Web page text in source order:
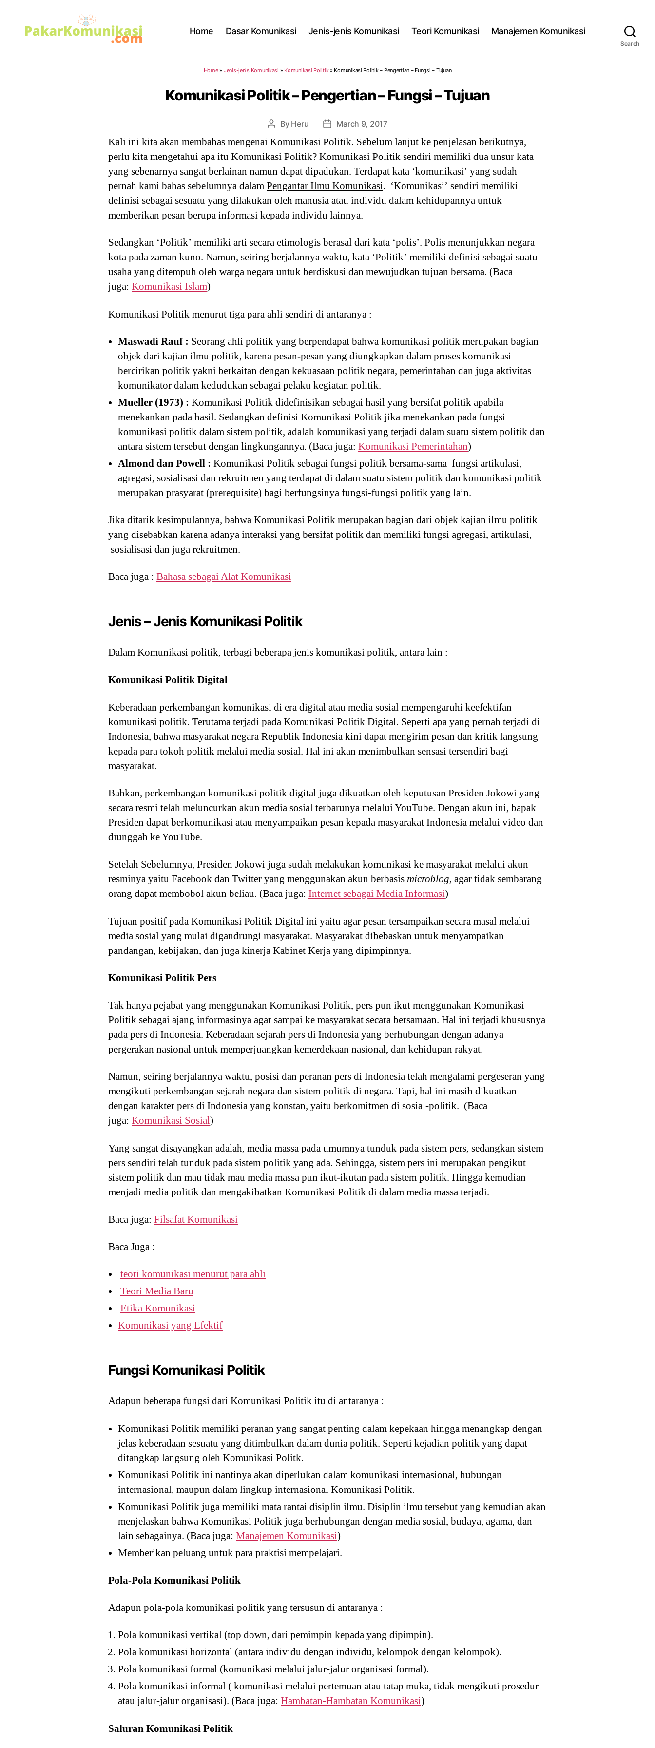
Home Dasar Komunikasi Jenis-jenis Komunikasi Teori Komunikasi Manajemen Komunikasi
Search
Home» Jenis-jenis Komunikasi » Komunikasi Politik» Komunikasi Politik – Pengertian – Fungsi – Tujuan
Komunikasi Politik – Pengertian – Fungsi – Tujuan
Post
author
By Heru
Post
date
March 9, 2017
Kali ini kita akan membahas mengenai Komunikasi Politik. Sebelum lanjut ke penjelasan berikutnya,
perlu kita mengetahui apa itu Komunikasi Politik? Komunikasi Politik sendiri memiliki dua unsur kata
yang sebenarnya sangat berlainan namun dapat dipadukan. Terdapat kata ‘komunikasi’ yang sudah
pernah kami bahas sebelumnya dalam Pengantar Ilmu Komunikasi. ‘Komunikasi’ sendiri memiliki
definisi sebagai sesuatu yang dilakukan oleh manusia atau individu dalam kehidupannya untuk
memberikan pesan berupa informasi kepada individu lainnya.
Sedangkan ‘Politik’ memiliki arti secara etimologis berasal dari kata ‘polis’. Polis menunjukkan negara
kota pada zaman kuno. Namun, seiring berjalannya waktu, kata ‘Politik’ memiliki definisi sebagai suatu
usaha yang ditempuh oleh warga negara untuk berdiskusi dan mewujudkan tujuan bersama. (Baca
juga: Komunikasi Islam)
Komunikasi Politik menurut tiga para ahli sendiri di antaranya :
Maswadi Rauf : Seorang ahli politik yang berpendapat bahwa komunikasi politik merupakan bagian
objek dari kajian ilmu politik, karena pesan-pesan yang diungkapkan dalam proses komunikasi
bercirikan politik yakni berkaitan dengan kekuasaan politik negara, pemerintahan dan juga aktivitas
komunikator dalam kedudukan sebagai pelaku kegiatan politik.
Mueller (1973) : Komunikasi Politik didefinisikan sebagai hasil yang bersifat politik apabila
menekankan pada hasil. Sedangkan definisi Komunikasi Politik jika menekankan pada fungsi
komunikasi politik dalam sistem politik, adalah komunikasi yang terjadi dalam suatu sistem politik dan
antara sistem tersebut dengan lingkungannya. (Baca juga: Komunikasi Pemerintahan)
Almond dan Powell : Komunikasi Politik sebagai fungsi politik bersama-sama fungsi artikulasi,
agregasi, sosialisasi dan rekruitmen yang terdapat di dalam suatu sistem politik dan komunikasi politik
merupakan prasyarat (prerequisite) bagi berfungsinya fungsi-fungsi politik yang lain.
Jika ditarik kesimpulannya, bahwa Komunikasi Politik merupakan bagian dari objek kajian ilmu politik
yang disebabkan karena adanya interaksi yang bersifat politik dan memiliki fungsi agregasi, artikulasi,
sosialisasi dan juga rekruitmen.
Baca juga : Bahasa sebagai Alat Komunikasi
Jenis – Jenis Komunikasi Politik
Dalam Komunikasi politik, terbagi beberapa jenis komunikasi politik, antara lain :
Komunikasi Politik Digital
Keberadaan perkembangan komunikasi di era digital atau media sosial mempengaruhi keefektifan
komunikasi politik. Terutama terjadi pada Komunikasi Politik Digital. Seperti apa yang pernah terjadi di
Indonesia, bahwa masyarakat negara Republik Indonesia kini dapat mengirim pesan dan kritik langsung
kepada para tokoh politik melalui media sosial. Hal ini akan menimbulkan sensasi tersendiri bagi
masyarakat.
Bahkan, perkembangan komunikasi politik digital juga dikuatkan oleh keputusan Presiden Jokowi yang
secara resmi telah meluncurkan akun media sosial terbarunya melalui YouTube. Dengan akun ini, bapak
Presiden dapat berkomunikasi atau menyampaikan pesan kepada masyarakat Indonesia melalui video dan
diunggah ke YouTube.
Setelah Sebelumnya, Presiden Jokowi juga sudah melakukan komunikasi ke masyarakat melalui akun
resminya yaitu Facebook dan Twitter yang menggunakan akun berbasis microblog, agar tidak sembarang
orang dapat membobol akun beliau. (Baca juga: Internet sebagai Media Informasi)
Tujuan positif pada Komunikasi Politik Digital ini yaitu agar pesan tersampaikan secara masal melalui
media sosial yang mulai digandrungi masyarakat. Masyarakat dibebaskan untuk menyampaikan
pandangan, kebijakan, dan juga kinerja Kabinet Kerja yang dipimpinnya.
Komunikasi Politik Pers
Tak hanya pejabat yang menggunakan Komunikasi Politik, pers pun ikut menggunakan Komunikasi
Politik sebagai ajang informasinya agar sampai ke masyarakat secara bersamaan. Hal ini terjadi khususnya
pada pers di Indonesia. Keberadaan sejarah pers di Indonesia yang berhubungan dengan adanya
pergerakan nasional untuk memperjuangkan kemerdekaan nasional, dan kehidupan rakyat.
Namun, seiring berjalannya waktu, posisi dan peranan pers di Indonesia telah mengalami pergeseran yang
mengikuti perkembangan sejarah negara dan sistem politik di negara. Tapi, hal ini masih dikuatkan
dengan karakter pers di Indonesia yang konstan, yaitu berkomitmen di sosial-politik. (Baca
juga: Komunikasi Sosial)
Yang sangat disayangkan adalah, media massa pada umumnya tunduk pada sistem pers, sedangkan sistem
pers sendiri telah tunduk pada sistem politik yang ada. Sehingga, sistem pers ini merupakan pengikut
sistem politik dan mau tidak mau media massa pun ikut-ikutan pada sistem politik. Hingga kemudian
menjadi media politik dan mengakibatkan Komunikasi Politik di dalam media massa terjadi.
Baca juga: Filsafat Komunikasi
Baca Juga :
teori komunikasi menurut para ahli
Teori Media Baru
Etika Komunikasi
Komunikasi yang Efektif
Fungsi Komunikasi Politik
Adapun beberapa fungsi dari Komunikasi Politik itu di antaranya :
Komunikasi Politik memiliki peranan yang sangat penting dalam kepekaan hingga menangkap dengan
jelas keberadaan sesuatu yang ditimbulkan dalam dunia politik. Seperti kejadian politik yang dapat
ditangkap langsung oleh Komunikasi Politk.
Komunikasi Politik ini nantinya akan diperlukan dalam komunikasi internasional, hubungan
internasional, maupun dalam lingkup internasional Komunikasi Politik.
Komunikasi Politik juga memiliki mata rantai disiplin ilmu. Disiplin ilmu tersebut yang kemudian akan
menjelaskan bahwa Komunikasi Politik juga berhubungan dengan media sosial, budaya, agama, dan
lain sebagainya. (Baca juga: Manajemen Komunikasi)
Memberikan peluang untuk para praktisi mempelajari.
Pola-Pola Komunikasi Politik
Adapun pola-pola komunikasi politik yang tersusun di antaranya :
Pola komunikasi vertikal (top down, dari pemimpin kepada yang dipimpin).
Pola komunikasi horizontal (antara individu dengan individu, kelompok dengan kelompok).
Pola komunikasi formal (komunikasi melalui jalur-jalur organisasi formal).
Pola komunikasi informal ( komunikasi melalui pertemuan atau tatap muka, tidak mengikuti prosedur
atau jalur-jalur organisasi). (Baca juga: Hambatan-Hambatan Komunikasi)
Saluran Komunikasi Politik